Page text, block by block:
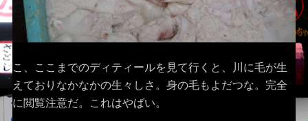
こ、ここまでのディティールを見て行くと、川に毛が生
えておりなかなかの生々しさ。身の毛もよだつな。完全
に閲覧注意だ。これはやばい。